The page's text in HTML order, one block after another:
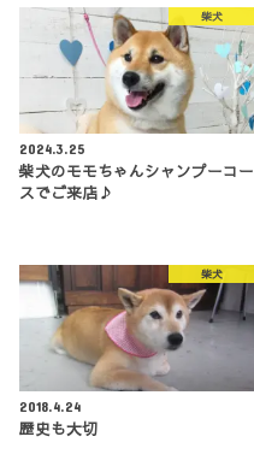
柴犬
2024.3.25
柴犬のモモちゃんシャンプーコー
スでご来店♪
柴犬
2018.4.24
歴史も大切